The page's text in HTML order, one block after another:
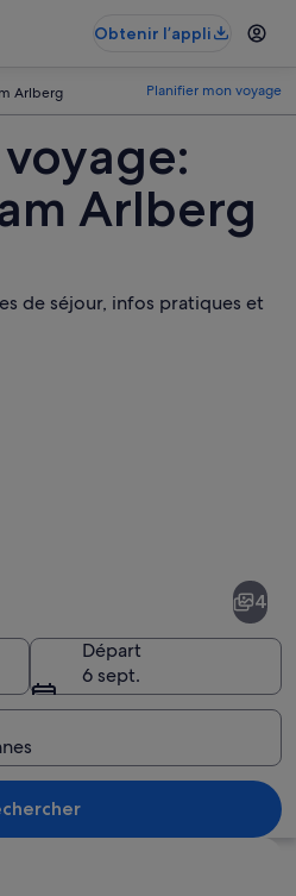
Obtenir l’appli
Arlberg Planifier mon voyage
Arlberg
de séjour, infos pratiques et
Une chaîne de montagnes enneigées
4
Départ
6 sept.